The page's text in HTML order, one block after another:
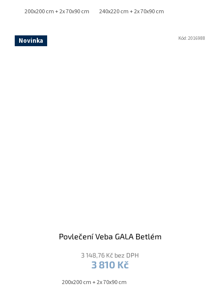
200x200 cm + 2x 70x90 cm 240x220 cm + 2x 70x90 cm
Novinka
Povlečení Veba GALA Betlém
3 148,76 Kč bez DPH
3 810 Kč
200x200 cm + 2x 70x90 cm
Kód:2016988